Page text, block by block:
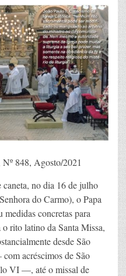
de
se
defenderem
de
uma
agressão
litúrgica
–
mesmo
quando
esta
provém
do
Papa
848, Agosto/2021
caneta, no dia 16 de julho
do Carmo), o Papa
medidas concretas para
rito latino da Santa Missa,
desde São
acréscimos de São
VI —, até o missal de